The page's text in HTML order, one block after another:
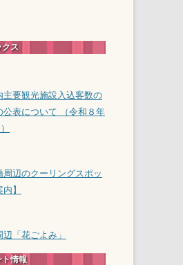
ドボランティア
財
動態調査（PDF）
計画（PDF）
観光施設
結果
本編
クス
主要観光施設入込客数の
公表について （令和８年
周辺のクーリングスポッ
】
「花ごよみ」
ト情報